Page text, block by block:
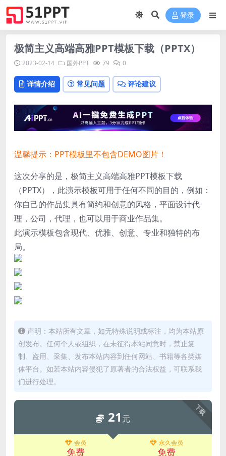
登录
极简主义高端高雅PPT模板下载（PPTX）
2023-02-14 国外PPT 79 0
详情介绍 常见问题 评论建议
温馨提示：PPT模板里不包含DEMO图片！
这次分享的是，极简主义高端高雅PPT模板下载
（PPTX），此演示模板可用于任何不同的目的，例如：
你自己的作品集具有简约和创意的风格，平面设计代
理，公司，代理，也可以用于商业作品集。
此演示模板包含现代、优雅、创意、专业和独特的布
局。
声明：本站所有文章，如无特殊说明或标注，均为本站原
创发布。任何个人或组织，在未征得本站同意时，禁止复
制、盗用、采集、发布本站内容到任何网站、书籍等各类媒
体平台。如若本站内容侵犯了原著者的合法权益，可联系我
们进行处理。
下载
21 元
会员
免费
永久会员
免费